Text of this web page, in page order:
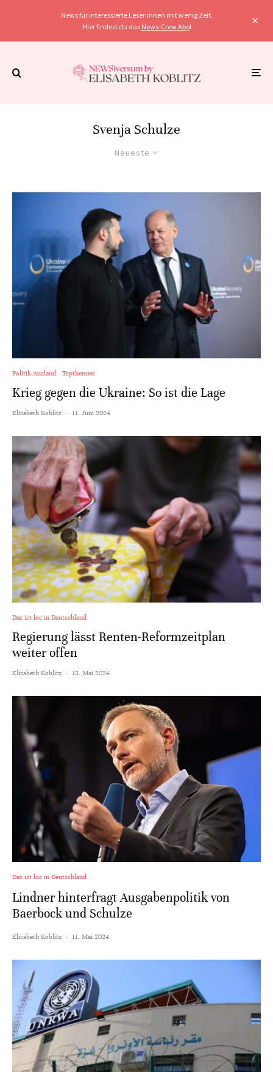
News für interessierte Leser:innen mit wenig Zeit.
Hier findest du das News-Crew Abo!
Svenja Schulze
Neueste
Politik Ausland Topthemen
Krieg gegen die Ukraine: So ist die Lage
Elisabeth Koblitz · 11. Juni 2024
Das ist los in Deutschland
Regierung lässt Renten-Reformzeitplan
weiter offen
Elisabeth Koblitz · 13. Mai 2024
Das ist los in Deutschland
Lindner hinterfragt Ausgabenpolitik von
Baerbock und Schulze
Elisabeth Koblitz · 11. Mai 2024